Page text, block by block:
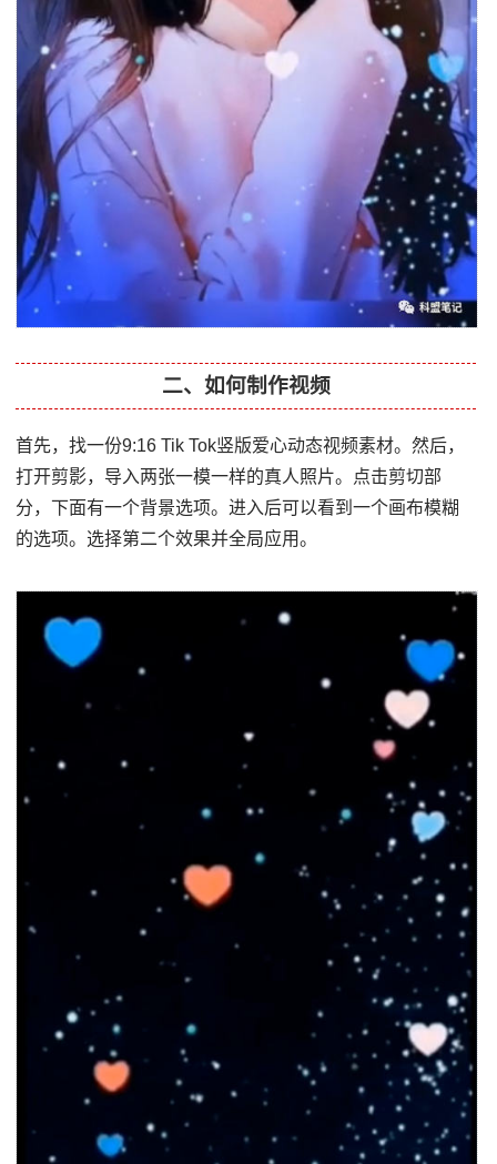
二、如何制作视频
首先，找一份9:16 Tik Tok竖版爱心动态视频素材。然后，
打开剪影，导入两张一模一样的真人照片。点击剪切部
分，下面有一个背景选项。进入后可以看到一个画布模糊
的选项。选择第二个效果并全局应用。